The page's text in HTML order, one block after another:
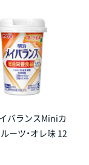
バランスMiniカ
ーツ・オレ味 12